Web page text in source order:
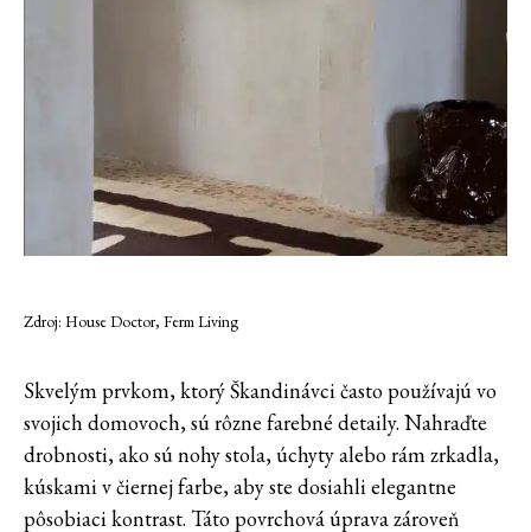
Zdroj: House Doctor, Ferm Living
Skvelým prvkom, ktorý Škandinávci často používajú vo
svojich domovoch, sú rôzne farebné detaily. Nahraďte
drobnosti, ako sú nohy stola, úchyty alebo rám zrkadla,
kúskami v čiernej farbe, aby ste dosiahli elegantne
pôsobiaci kontrast. Táto povrchová úprava zároveň